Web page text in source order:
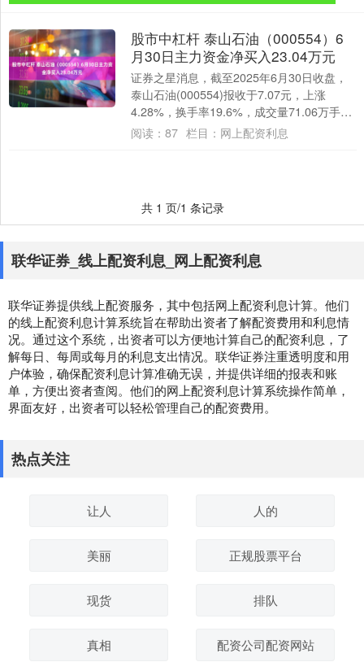
股市中杠杆 泰山石油（000554）6
月30日主力资金净买入23.04万元
证券之星消息，截至2025年6月30日收盘，
泰山石油(000554)报收于7.07元，上涨
4.28%，换手率19.6%，成交量71.06万手，
成交额4.93亿元....
阅读： 87 栏目： 网上配资利息
共 1 页/1 条记录
联华证券_线上配资利息_网上配资利息
联华证券提供线上配资服务，其中包括网上配资利息计算。他们
的线上配资利息计算系统旨在帮助出资者了解配资费用和利息情
况。通过这个系统，出资者可以方便地计算自己的配资利息，了
解每日、每周或每月的利息支出情况。联华证券注重透明度和用
户体验，确保配资利息计算准确无误，并提供详细的报表和账
单，方便出资者查阅。他们的网上配资利息计算系统操作简单，
界面友好，出资者可以轻松管理自己的配资费用。
热点关注
让人 人的
美丽 正规股票平台
现货 排队
真相 配资公司配资网站